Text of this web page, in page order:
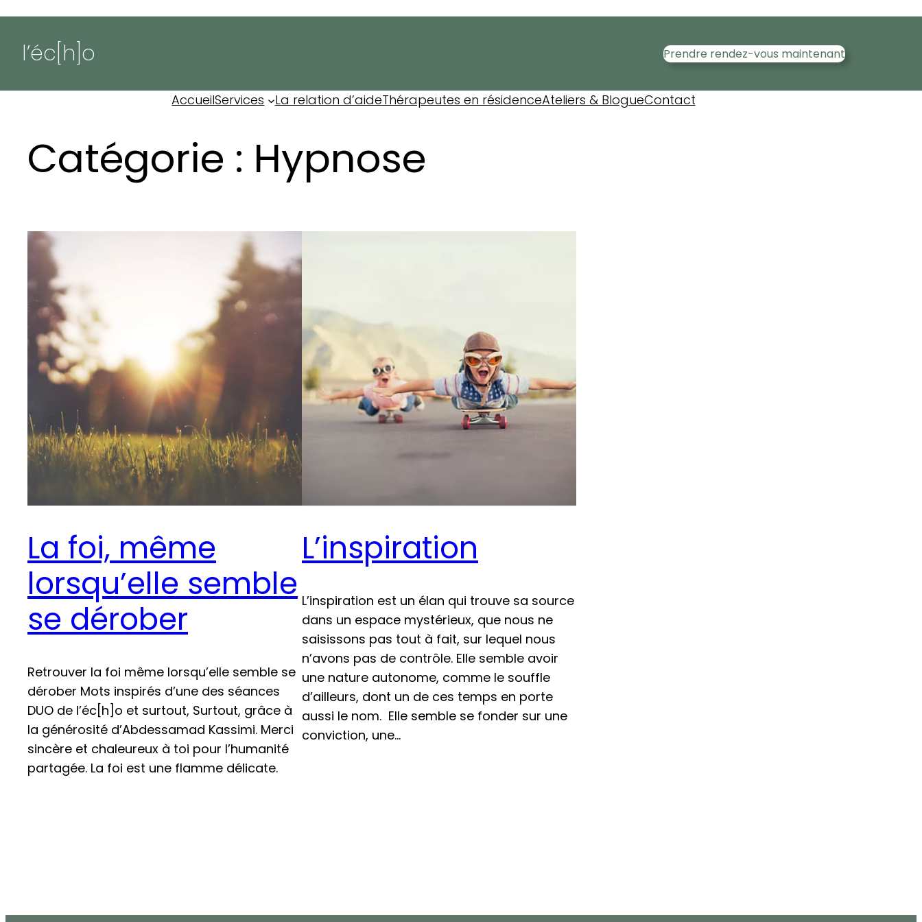
Aller
contenu
l’éc[h]o Prendre rendez-vous maintenant
AccueilServices La relation d’aideThérapeutes en résidenceAteliers & BlogueContact
Catégorie : Hypnose
La foi, même
lorsqu’elle semble
se dérober
Retrouver la foi même lorsqu’elle semble se
dérober Mots inspirés d’une des séances
DUO de l’éc[h]o et surtout, Surtout, grâce à
la générosité d’Abdessamad Kassimi. Merci
sincère et chaleureux à toi pour l’humanité
partagée. La foi est une flamme délicate.
L’inspiration
L’inspiration est un élan qui trouve sa source
dans un espace mystérieux, que nous ne
saisissons pas tout à fait, sur lequel nous
n’avons pas de contrôle. Elle semble avoir
une nature autonome, comme le souffle
d’ailleurs, dont un de ces temps en porte
aussi le nom. Elle semble se fonder sur une
conviction, une…